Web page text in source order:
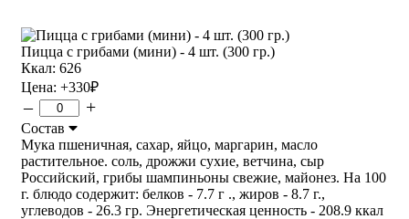
Пицца с грибами (мини) - 4 шт. (300 гр.)
Ккал: 626
Цена: +330₽
– +
Состав
Мука пшеничная, сахар, яйцо, маргарин, масло
растительное. соль, дрожжи сухие, ветчина, сыр
Российский, грибы шампиньоны свежие, майонез. На 100
г. блюдо содержит: белков - 7.7 г ., жиров - 8.7 г.,
углеводов - 26.3 гр. Энергетическая ценность - 208.9 ккал